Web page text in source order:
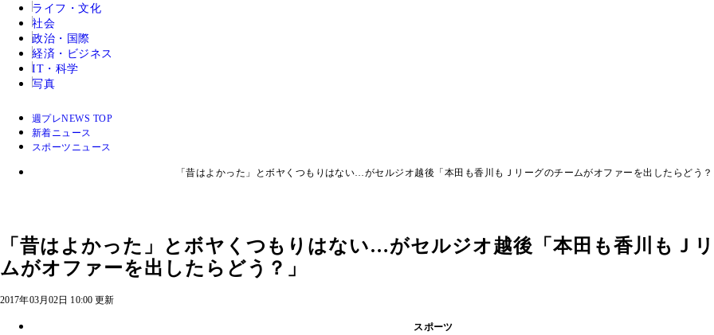
ライフ・文化
社会
政治・国際
経済・ビジネス
IT・科学
写真
週プレNEWS TOP
新着ニュース
スポーツニュース
「昔はよかった」とボヤくつもりはない…がセルジオ越後「本田も香川もＪリーグのチームがオファーを出したらどう？
「昔はよかった」とボヤくつもりはない…がセルジオ越後「本田も香川もＪ
ムがオファーを出したらどう？」
2017年03月02日 10:00 更新
スポーツ